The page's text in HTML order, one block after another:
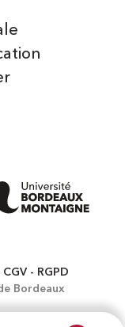
CGV
RGPD
Bordeaux